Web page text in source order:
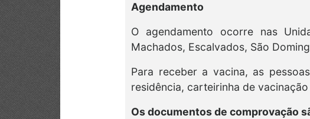
Agendamento
O agendamento ocorre nas
Machados, Escalvados, São
Para receber a vacina, as
residência, carteirinha de
Os documentos de comprovação